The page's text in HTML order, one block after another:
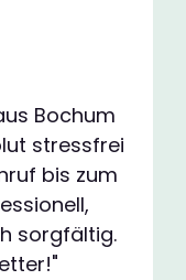
Bochum
stressfrei
bis zum
sorgfältig.